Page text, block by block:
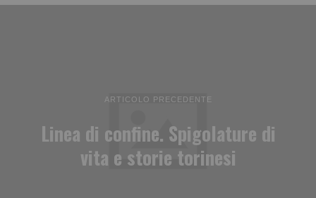
ARTICOLO PRECEDENTE
Linea di confine. Spigolature di
vita e storie torinesi